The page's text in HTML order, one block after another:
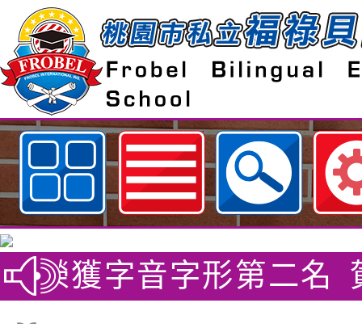
歡迎參觀：桃園市私立福祿貝爾雙
字音字形第二名 賀~